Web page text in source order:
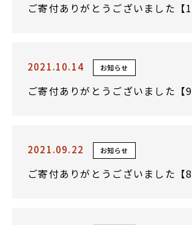
ご寄付ありがとうございました【
2021.10.14 お知らせ
ご寄付ありがとうございました【9
2021.09.22 お知らせ
ご寄付ありがとうございました【8